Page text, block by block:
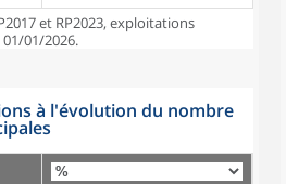
et RP2023, exploitations
01/2026.
à l'évolution du nombre